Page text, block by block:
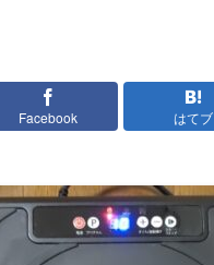
Facebook はてブ